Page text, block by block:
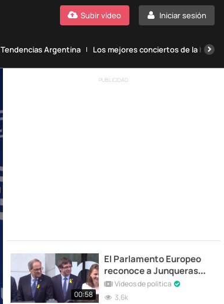
Iniciar sesión
Subir vídeo
Tendencias Argentina Los mejores conciertos de la
PUBLICIDAD
00:58
El Parlamento Europeo
reconoce a Junqueras
como Eurodiputado
Vídeos de política
3,6k